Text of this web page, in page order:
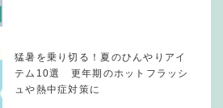
猛暑を乗り切る！夏のひんやりアイ
テム10選 更年期のホットフラッシ
ュや熱中症対策に